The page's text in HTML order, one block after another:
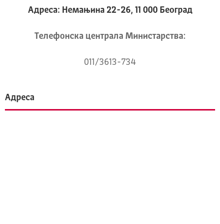
Адреса: Немањина 22-26, 11 000 Београд
Телeфонска централа Mинистарства:
011/3613-734
Адреса